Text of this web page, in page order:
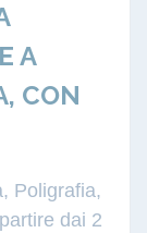
A
CON
Poligrafia,
dai 2